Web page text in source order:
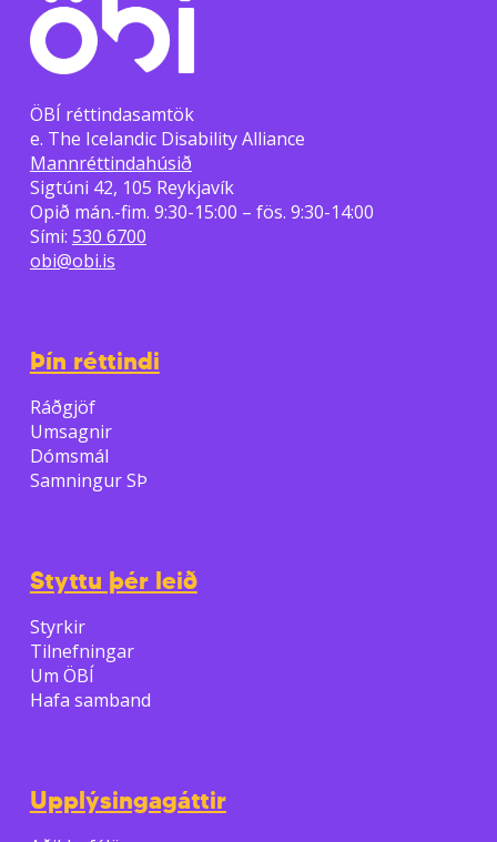
ÖBÍ réttindasamtök
e. The Icelandic Disability Alliance
Mannréttindahúsið
Sigtúni 42, 105 Reykjavík
Opið mán.-fim. 9:30-15:00 – fös. 9:30-14:00
Sími: 530 6700
obi@obi.is
Þín réttindi
Ráðgjöf
Umsagnir
Dómsmál
Samningur SÞ
Styttu þér leið
Styrkir
Tilnefningar
Um ÖBÍ
Hafa samband
Upplýsingagáttir